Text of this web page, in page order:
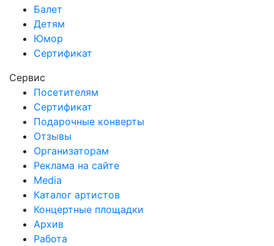
Балет
Детям
Юмор
Сертификат
Сервис
Посетителям
Сертификат
Подарочные конверты
Отзывы
Организаторам
Реклама на сайте
Media
Каталог артистов
Концертные площадки
Архив
Работа